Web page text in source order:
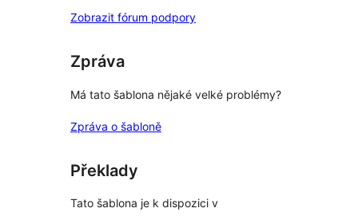
Zobrazit fórum podpory
Zpráva
Má tato šablona nějaké velké problémy?
Zpráva o šabloně
Překlady
Tato šablona je k dispozici v